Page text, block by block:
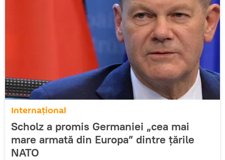
Internaţional
Scholz a promis Germaniei „cea mai
mare armată din Europa” dintre țările
NATO